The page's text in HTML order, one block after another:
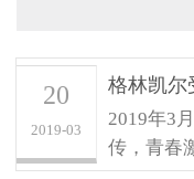
20
2019-03
2019年3
传，青春